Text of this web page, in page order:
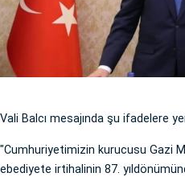
Vali Balcı mesajında şu ifadelere
"Cumhuriyetimizin kurucusu Gazi
ebediyete irtihalinin 87.